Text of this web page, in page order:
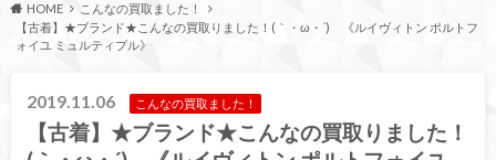
HOME
こんなの買取ました！
【古着】★ブランド★こんなの買取りました！(｀・ω・´)ゞ《ルイヴィトン ポルトフ
ォイユ ミュルティプル》
2019.11.06 こんなの買取ました！
【古着】★ブランド★こんなの買取りました！